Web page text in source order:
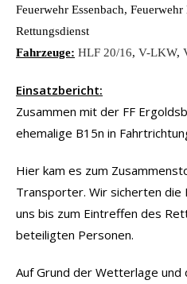
Feuerwehr Essenbach,
Rettungsdienst
Fahrzeuge: HLF 20/16, V-LKW,
Einsatzbericht:
Zusammen mit der FF
ehemalige B15n in
Hier kam es zum
Transporter. Wir sicherten die
uns bis zum Eintreffen des
beteiligten Personen.
Auf Grund der Wetterlage und